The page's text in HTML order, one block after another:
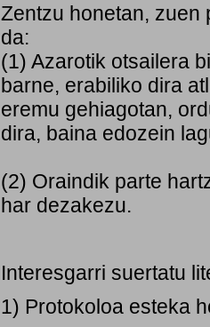
Zentzu honetan, zuen
da:
(1) Azarotik otsailera
barne, erabiliko dira
eremu gehiagotan,
dira, baina edozein
(2) Oraindik parte
har dezakezu.
Interesgarri suertatu
1) Protokoloa esteka